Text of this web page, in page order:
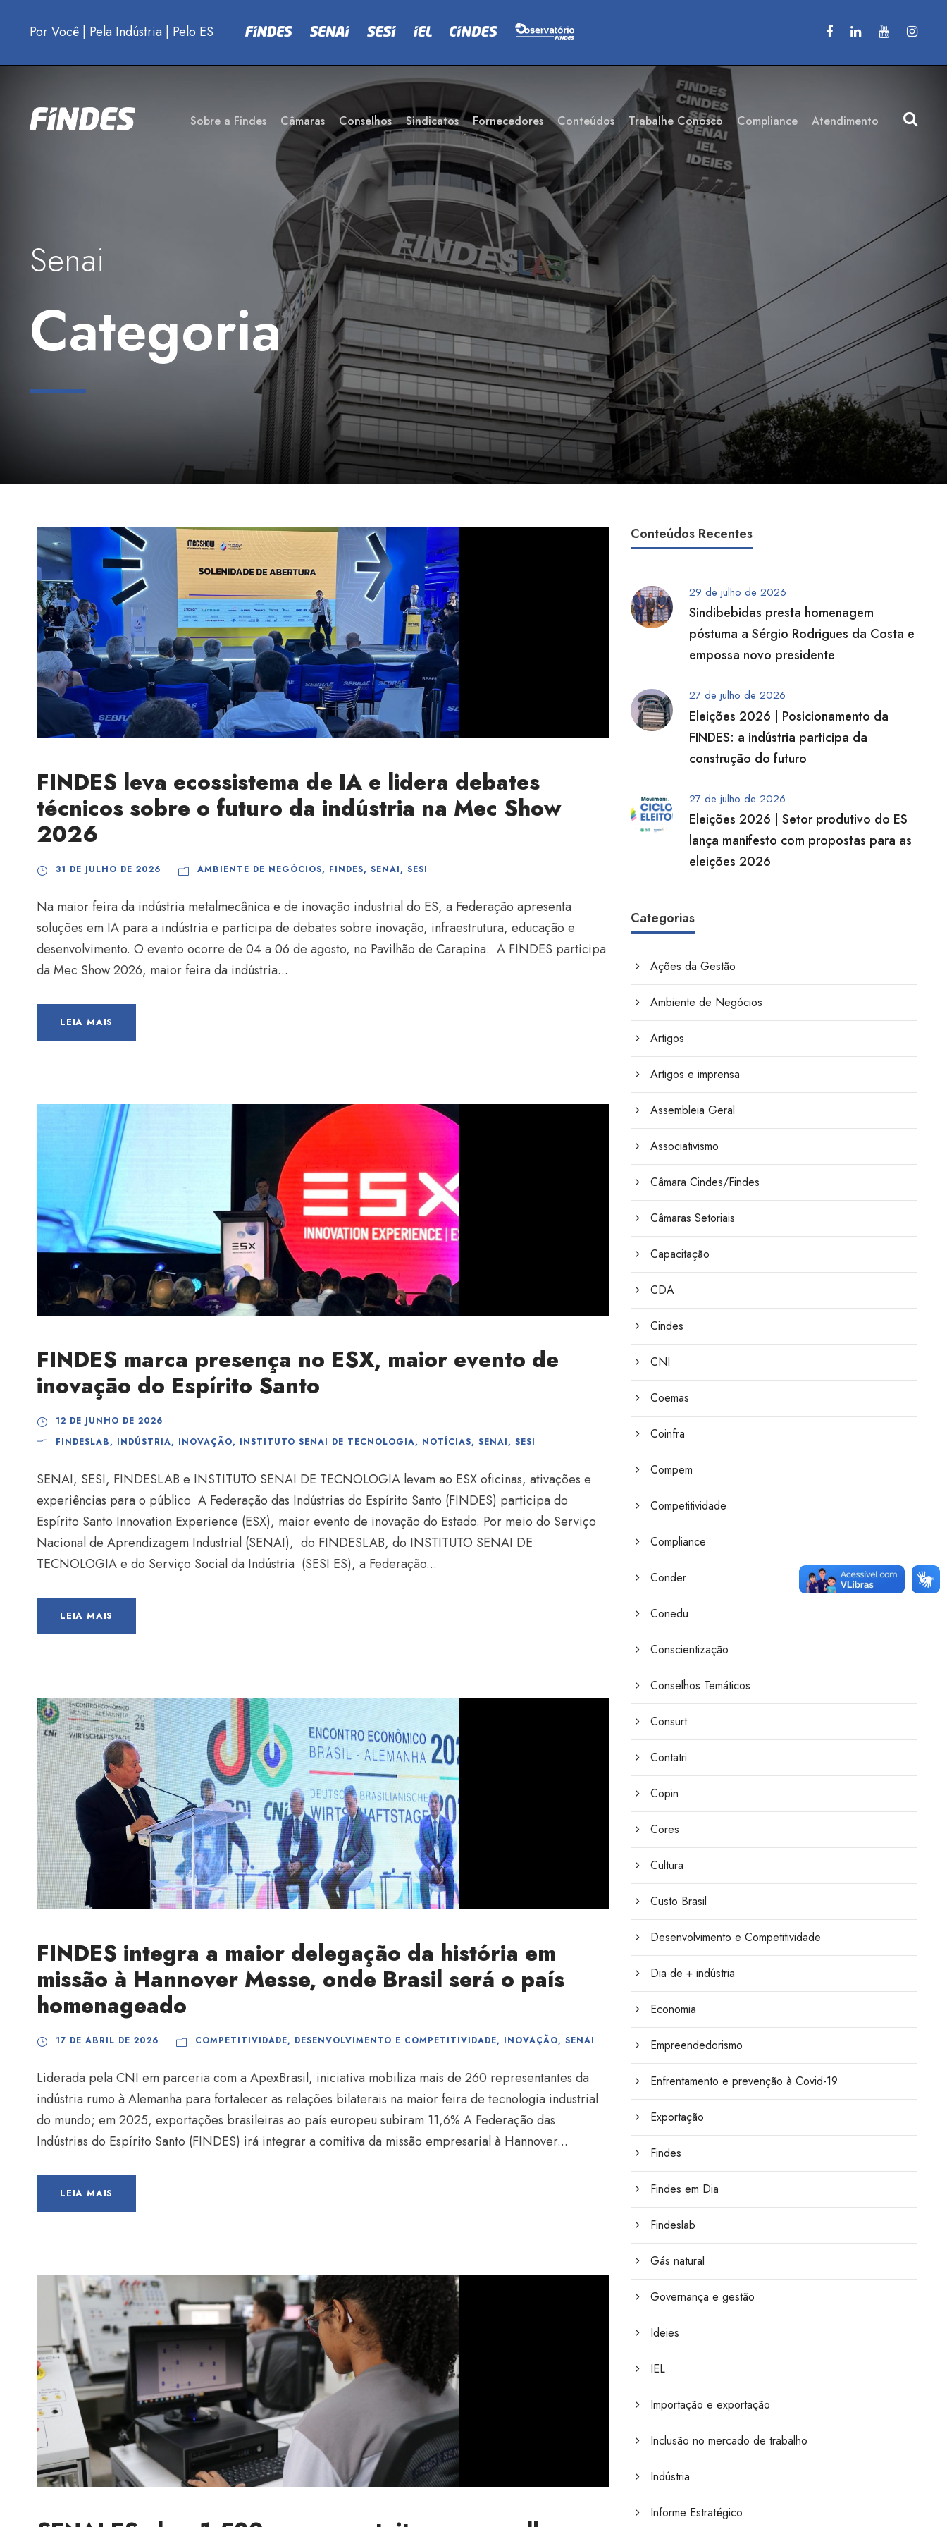
Por Você | Pela Indústria | Pelo ES
Sobre a Findes Câmaras Conselhos Sindicatos Fornecedores Conteúdos Trabalhe Conosco Compliance Atendimento
Senai
Categoria
FINDES leva ecossistema de IA e lidera debates
técnicos sobre o futuro da indústria na Mec Show
2026
31 DE JULHO DE 2026 AMBIENTE DE NEGÓCIOS, FINDES, SENAI, SESI
Na maior feira da indústria metalmecânica e de inovação industrial do ES, a Federação apresenta
soluções em IA para a indústria e participa de debates sobre inovação, infraestrutura, educação e
desenvolvimento. O evento ocorre de 04 a 06 de agosto, no Pavilhão de Carapina. A FINDES participa
da Mec Show 2026, maior feira da indústria...
LEIA MAIS
FINDES marca presença no ESX, maior evento de
inovação do Espírito Santo
12 DE JUNHO DE 2026
FINDESLAB, INDÚSTRIA, INOVAÇÃO, INSTITUTO SENAI DE TECNOLOGIA, NOTÍCIAS, SENAI, SESI
SENAI, SESI, FINDESLAB e INSTITUTO SENAI DE TECNOLOGIA levam ao ESX oficinas, ativações e
experiências para o público A Federação das Indústrias do Espírito Santo (FINDES) participa do
Espírito Santo Innovation Experience (ESX), maior evento de inovação do Estado. Por meio do Serviço
Nacional de Aprendizagem Industrial (SENAI), do FINDESLAB, do INSTITUTO SENAI DE
TECNOLOGIA e do Serviço Social da Indústria (SESI ES), a Federação...
LEIA MAIS
FINDES integra a maior delegação da história em
missão à Hannover Messe, onde Brasil será o país
homenageado
17 DE ABRIL DE 2026 COMPETITIVIDADE, DESENVOLVIMENTO E COMPETITIVIDADE, INOVAÇÃO, SENAI
Liderada pela CNI em parceria com a ApexBrasil, iniciativa mobiliza mais de 260 representantes da
indústria rumo à Alemanha para fortalecer as relações bilaterais na maior feira de tecnologia industrial
do mundo; em 2025, exportações brasileiras ao país europeu subiram 11,6% A Federação das
Indústrias do Espírito Santo (FINDES) irá integrar a comitiva da missão empresarial à Hannover...
LEIA MAIS
Conteúdos Recentes
29 de julho de 2026
Sindibebidas presta homenagem
póstuma a Sérgio Rodrigues da Costa e
empossa novo presidente
27 de julho de 2026
Eleições 2026 | Posicionamento da
FINDES: a indústria participa da
construção do futuro
27 de julho de 2026
Eleições 2026 | Setor produtivo do ES
lança manifesto com propostas para as
eleições 2026
Categorias
Ações da Gestão
Ambiente de Negócios
Artigos
Artigos e imprensa
Assembleia Geral
Associativismo
Câmara Cindes/Findes
Câmaras Setoriais
Capacitação
CDA
Cindes
CNI
Coemas
Coinfra
Compem
Competitividade
Compliance
Conder
Conedu
Conscientização
Conselhos Temáticos
Consurt
Contatri
Copin
Cores
Cultura
Custo Brasil
Desenvolvimento e Competitividade
Dia de + indústria
Economia
Empreendedorismo
Enfrentamento e prevenção à Covid-19
Exportação
Findes
Findes em Dia
Findeslab
Gás natural
Governança e gestão
Ideies
IEL
Importação e exportação
Inclusão no mercado de trabalho
Indústria
Informe Estratégico